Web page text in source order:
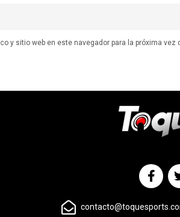
y sitio web en este navegador para la próxima vez